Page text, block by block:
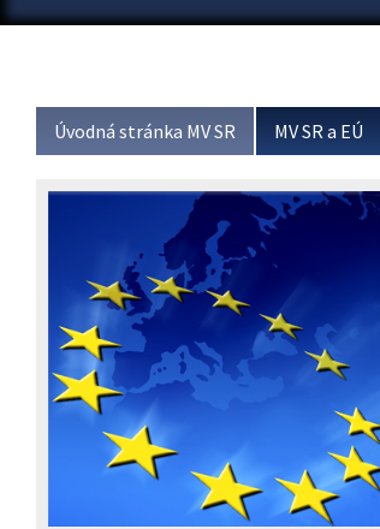
Úvodná stránka MV SR MV SR a EÚ